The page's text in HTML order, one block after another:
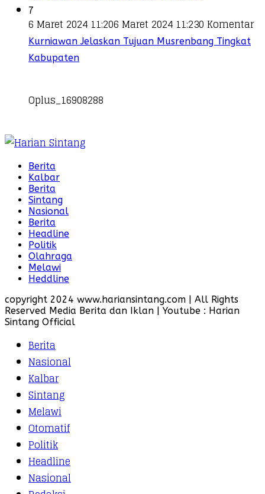
7
6 Maret 2024 11:206 Maret 2024 11:230 Komentar
Kurniawan Jelaskan Tujuan Musrenbang Tingkat
Kabupaten
Oplus_16908288
Berita
Kalbar
Berita
Sintang
Nasional
Berita
Headline
Politik
Olahraga
Melawi
Heddline
copyright 2024 www.hariansintang.com | All Rights
Reserved Media Berita dan Iklan | Youtube : Harian
Sintang Official
Berita
Nasional
Kalbar
Sintang
Melawi
Otomatif
Politik
Headline
Nasional